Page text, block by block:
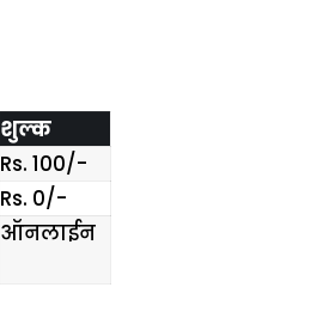
शुल्क
Rs. 100/-
Rs. 0/-
ऑनलाईन